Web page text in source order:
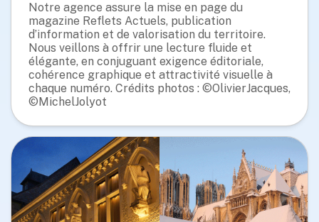
Notre agence assure la mise en page du
magazine Reflets Actuels, publication
d’information et de valorisation du territoire.
Nous veillons à offrir une lecture fluide et
élégante, en conjuguant exigence éditoriale,
cohérence graphique et attractivité visuelle à
chaque numéro. Crédits photos : ©OlivierJacques,
©MichelJolyot